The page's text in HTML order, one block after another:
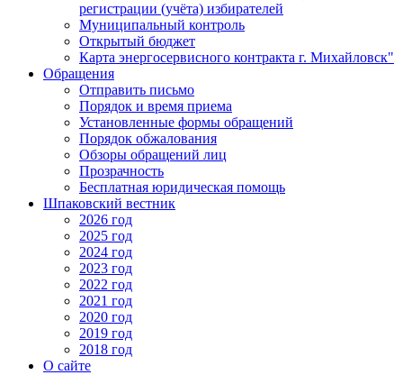
регистрации (учёта) избирателей
Муниципальный контроль
Открытый бюджет
Карта энергосервисного контракта г. Михайловск"
Обращения
Отправить письмо
Порядок и время приема
Установленные формы обращений
Порядок обжалования
Обзоры обращений лиц
Прозрачность
Бесплатная юридическая помощь
Шпаковский вестник
2026 год
2025 год
2024 год
2023 год
2022 год
2021 год
2020 год
2019 год
2018 год
О сайте